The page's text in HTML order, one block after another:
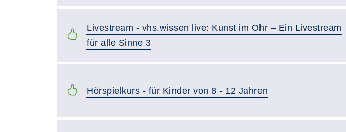
Livestream - vhs.wissen live: Kunst im Ohr – Ein Livestream
für alle Sinne 3
Hörspielkurs - für Kinder von 8 - 12 Jahren